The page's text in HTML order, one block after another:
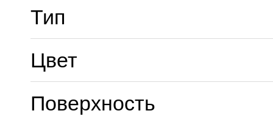
Тип
Цвет
Поверхность